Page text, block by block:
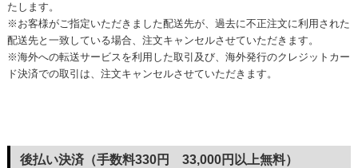
たします。
※お客様がご指定いただきました配送先が、過去に不正注文に利用された
配送先と一致している場合、注文キャンセルさせていただきます。
※海外への転送サービスを利用した取引及び、海外発行のクレジットカー
ド決済での取引は、注文キャンセルさせていただきます。
後払い決済（手数料330円 33,000円以上無料）